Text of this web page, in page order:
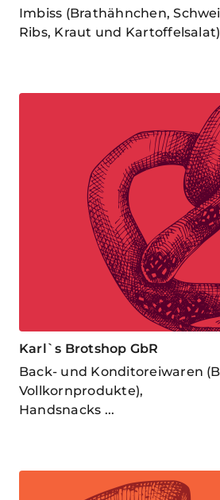
Imbiss (Brathähnchen,
Ribs, Kraut und Kartoffelsalat)
Karl`s Brotshop GbR
Back- und Konditoreiwaren
Vollkornprodukte),
Handsnacks ...